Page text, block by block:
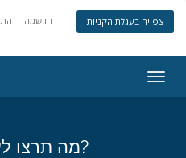
הרשמה צפייה בעגלת הקניות
מה תרצו לעשות היום?